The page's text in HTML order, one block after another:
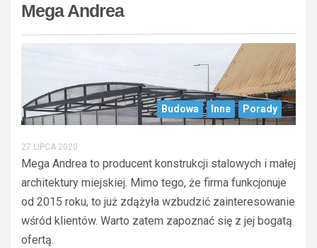
Mega Andrea
Budowa Inne Porady
27 LIPCA 2020
Mega Andrea to producent konstrukcji stalowych i małej
architektury miejskiej. Mimo tego, że firma funkcjonuje
od 2015 roku, to już zdążyła wzbudzić zainteresowanie
wśród klientów. Warto zatem zapoznać się z jej bogatą
ofertą.